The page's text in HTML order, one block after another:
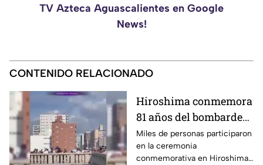
TV Azteca Aguascalientes en Google
News!
CONTENIDO RELACIONADO
Hiroshima conmemora
81 años del bombardeo
atómico con un minuto
de silencio
Miles de personas participaron
en la ceremonia
conmemorativa en Hiroshima,